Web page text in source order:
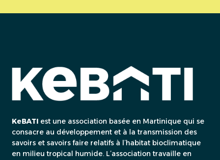
KeBATI est une association basée en Martinique qui se
consacre au développement et à la transmission des
savoirs et savoirs faire relatifs à l’habitat bioclimatique
en milieu tropical humide. L’association travaille en